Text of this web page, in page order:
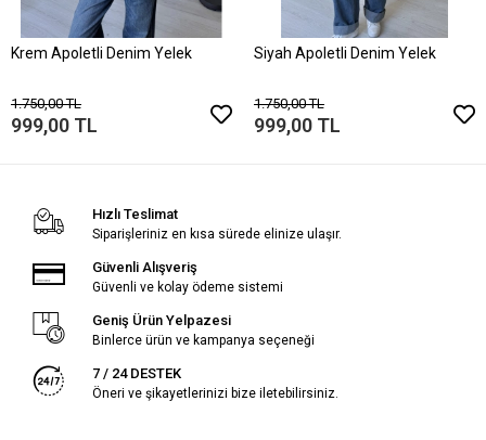
Krem Apoletli Denim Yelek
1.750,00 TL
999,00 TL
Siyah Apoletli Denim Yelek
1.750,00 TL
999,00 TL
Hızlı Teslimat
Siparişleriniz en kısa sürede elinize ulaşır.
Güvenli Alışveriş
Güvenli ve kolay ödeme sistemi
Geniş Ürün Yelpazesi
Binlerce ürün ve kampanya seçeneği
7 / 24 DESTEK
Öneri ve şikayetlerinizi bize iletebilirsiniz.